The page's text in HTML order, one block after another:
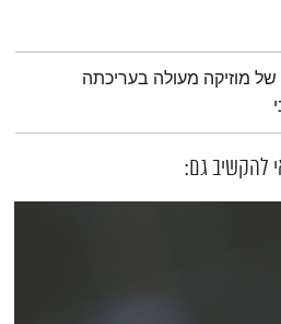
מוזיקה מעולה בעריכתה
להקשיב גם: